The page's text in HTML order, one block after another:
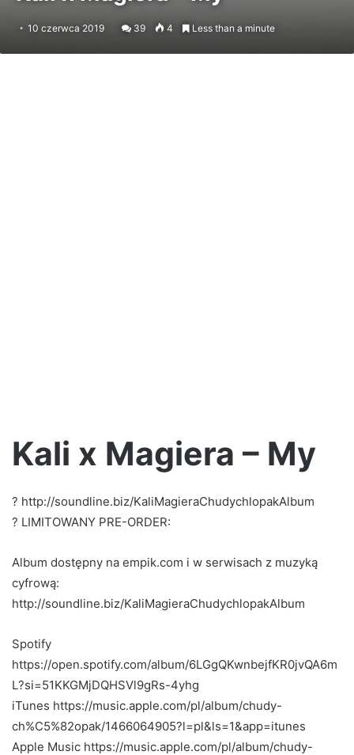
10 czerwca 2019 39 4 Less than a minute
Kali x Magiera – My
? http://soundline.biz/KaliMagieraChudychlopakAlbum
? LIMITOWANY PRE-ORDER:
Album dostępny na empik.com i w serwisach z muzyką
cyfrową:
http://soundline.biz/KaliMagieraChudychlopakAlbum
Spotify
https://open.spotify.com/album/6LGgQKwnbejfKR0jvQA6m
L?si=51KKGMjDQHSVl9gRs-4yhg
iTunes https://music.apple.com/pl/album/chudy-
ch%C5%82opak/1466064905?l=pl&ls=1&app=itunes
Apple Music https://music.apple.com/pl/album/chudy-